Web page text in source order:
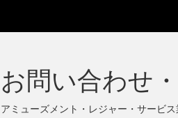
お問い合わせ
アミューズメント・レジャー・サービ